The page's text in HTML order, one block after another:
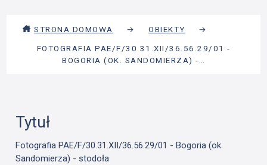
STRONA DOMOWA → OBIEKTY
→
FOTOGRAFIA PAE/F/30.31.XII/36.56.29/01 -
BOGORIA (OK. SANDOMIERZA) -…
Tytuł
Fotografia PAE/F/30.31.XII/36.56.29/01 - Bogoria (ok.
Sandomierza) - stodoła